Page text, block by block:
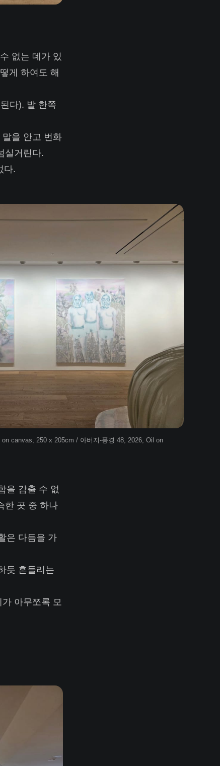
없는 데가 있
게 하여도 해
다). 발 한쪽
을 안고 번화
실거린다.
다.
canvas, 250 x 205cm / 아버지-풍경 48, 2026, Oil on
을 감출 수 없
한 곳 중 하나
은 다듬을 가
듯 흔들리는
아무쪼록 모